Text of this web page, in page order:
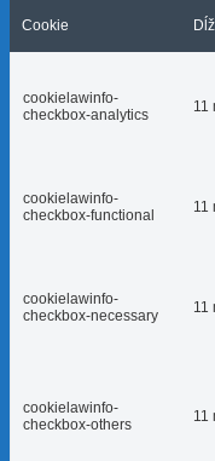
Cookie
cookielawinfo-
checkbox-analytics
11
cookielawinfo-
checkbox-functional
11
cookielawinfo-
checkbox-necessary
11
cookielawinfo-
checkbox-others
11